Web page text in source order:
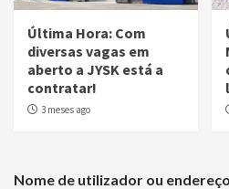
Última Hora: Com
diversas vagas em
aberto a JYSK está a
contratar!
3 meses ago
Nome de utilizador ou